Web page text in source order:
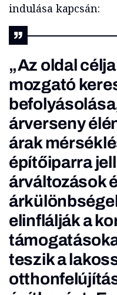
indulása kapcsán:
„Az oldal
mozgató
árverseny
árak
építőiparra
árváltozások
elinflálják a
teszik a